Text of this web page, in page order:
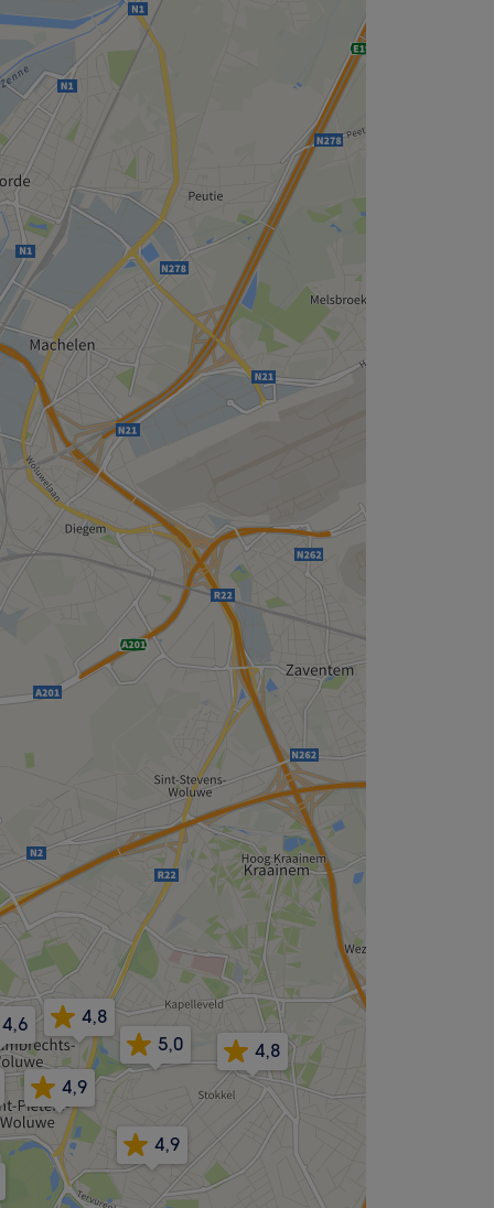
4,8
4,9
5,0
4,9
4,8
4,6